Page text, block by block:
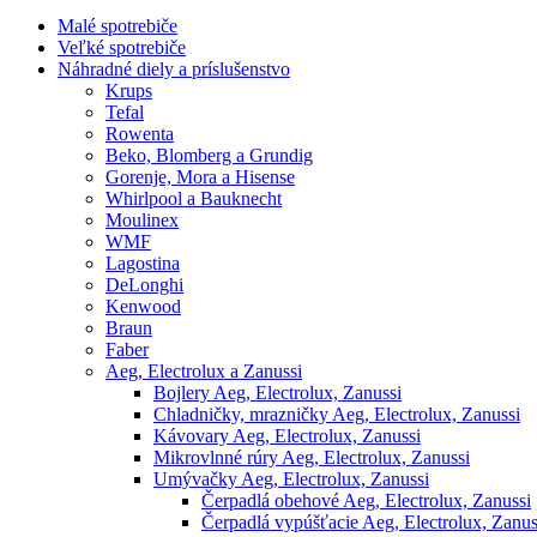
Malé spotrebiče
Veľké spotrebiče
Náhradné diely a príslušenstvo
Krups
Tefal
Rowenta
Beko, Blomberg a Grundig
Gorenje, Mora a Hisense
Whirlpool a Bauknecht
Moulinex
WMF
Lagostina
DeLonghi
Kenwood
Braun
Faber
Aeg, Electrolux a Zanussi
Bojlery Aeg, Electrolux, Zanussi
Chladničky, mrazničky Aeg, Electrolux, Zanussi
Kávovary Aeg, Electrolux, Zanussi
Mikrovlnné rúry Aeg, Electrolux, Zanussi
Umývačky Aeg, Electrolux, Zanussi
Čerpadlá obehové Aeg, Electrolux, Zanussi
Čerpadlá vypúšťacie Aeg, Electrolux,